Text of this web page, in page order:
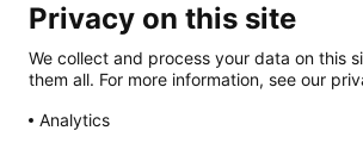
Privacy on this site
We collect and process your data on this
them all. For more information, see our
Analytics